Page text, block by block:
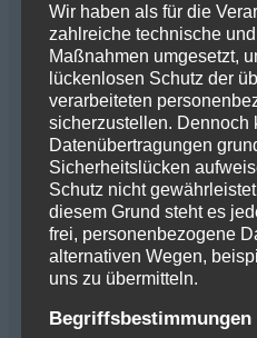
hendrerit dolor magna
scelerisque viverra
faucibus et molestie ac
vestibulum mattis. Odio
volutpat maecenas
felis eget velit aliquet
purus. Porta nibh
velit. Imperdiet proin
Tempus egestas sed
vulputate dignissim
Wir haben als für die
zahlreiche technische
Maßnahmen umgesetzt,
lückenlosen Schutz der
verarbeiteten
sicherzustellen. Dennoch
Datenübertragungen
Sicherheitslücken
Schutz nicht
diesem Grund steht es
frei, personenbezogene
alternativen Wegen,
uns zu übermitteln.
Begriffsbestimmungen